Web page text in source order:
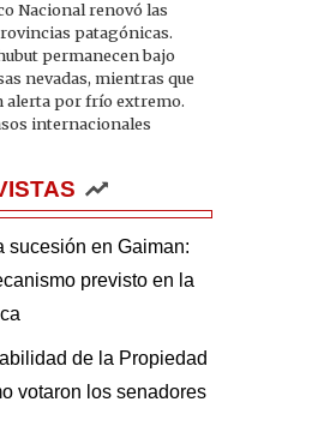
Nacional renovó las
patagónicas.
permanecen bajo
nevadas, mientras que
alerta por frío extremo.
internacionales
sucesión en Gaiman:
previsto en la
de la Propiedad
votaron los senadores